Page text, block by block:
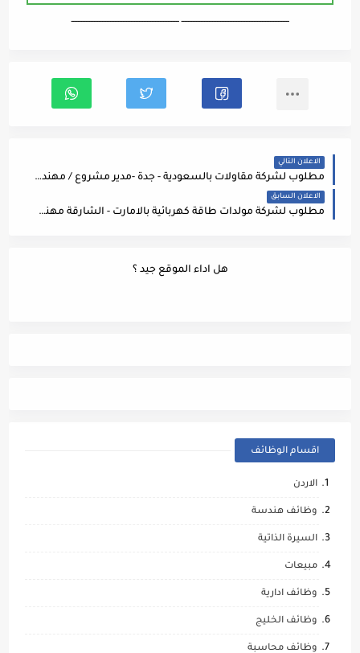
ـــــــــــــــــــــــــــــــــــــــــــــــــــــــــــــــــــ ـــــــــــــــــــــــــــــــــــــــــــــــــــــــــــــــــــ
الاعلان التالي
مطلوب لشركة مقاولات بالسعودية - جدة -مدير مشروع / مهندس تخطيط/ حاسب كميات/ مهندس مراقبة تكاليف وتخطيط
الاعلان السابق
مطلوب لشركة مولدات طاقة كهربائية بالامارت - الشارقة مهندسين كهرباء -ميكانيك - ميكاترونكس
هل اداء الموقع جيد ؟
اقسام الوظائف
الاردن
وظائف هندسة
السيرة الذاتية
مبيعات
وظائف ادارية
وظائف الخليج
وظائف محاسبة